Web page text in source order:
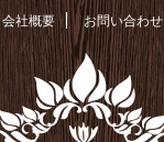
会社概要 お問い合わせ